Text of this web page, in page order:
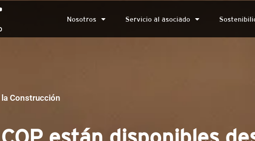
Nosotros Servicio al asociado
Construcción